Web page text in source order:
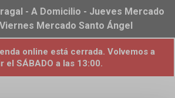
- A Domicilio - Jueves Mercado
Mercado Santo Ángel
online está cerrada. Volvemos a
el SÁBADO a las 13:00.